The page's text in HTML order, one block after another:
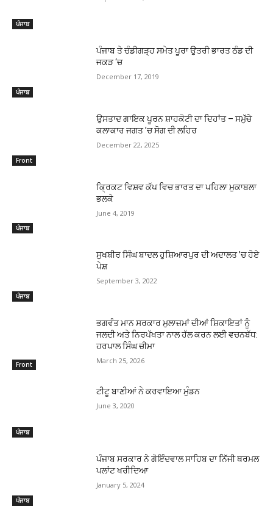
ਪੰਜਾਬ
ਪੰਜਾਬ
ਪੰਜਾਬ ਤੇ ਚੰਡੀਗੜ੍ਹ ਸਮੇਤ ਪੂਰਾ ਉਤਰੀ ਭਾਰਤ ਠੰਡ ਦੀ
ਜਕੜ ‘ਚ
December 17, 2019
Front
ਉਸਤਾਦ ਗਾਇਕ ਪੂਰਨ ਸ਼ਾਹਕੋਟੀ ਦਾ ਦਿਹਾਂਤ – ਸਮੁੱਚੇ
ਕਲਾਕਾਰ ਜਗਤ ’ਚ ਸੋਗ ਦੀ ਲਹਿਰ
December 22, 2025
ਪੰਜਾਬ
ਕ੍ਰਿਕਟ ਵਿਸ਼ਵ ਕੱਪ ਵਿਚ ਭਾਰਤ ਦਾ ਪਹਿਲਾ ਮੁਕਾਬਲਾ
ਭਲਕੇ
June 4, 2019
ਪੰਜਾਬ
ਸੁਖਬੀਰ ਸਿੰਘ ਬਾਦਲ ਹੁਸ਼ਿਆਰਪੁਰ ਦੀ ਅਦਾਲਤ ’ਚ ਹੋਏ
ਪੇਸ਼
September 3, 2022
Front
ਭਗਵੰਤ ਮਾਨ ਸਰਕਾਰ ਮੁਲਾਜ਼ਮਾਂ ਦੀਆਂ ਸ਼ਿਕਾਇਤਾਂ ਨੂੰ
ਜਲਦੀ ਅਤੇ ਨਿਰਪੱਖਤਾ ਨਾਲ ਹੱਲ ਕਰਨ ਲਈ ਵਚਨਬੱਧ:
ਹਰਪਾਲ ਸਿੰਘ ਚੀਮਾ
March 25, 2026
ਪੰਜਾਬ
ਟੀਟੂ ਬਾਣੀਆਂ ਨੇ ਕਰਵਾਇਆ ਮੁੰਡਨ
June 3, 2020
ਪੰਜਾਬ
ਪੰਜਾਬ ਸਰਕਾਰ ਨੇ ਗੋਇੰਦਵਾਲ ਸਾਹਿਬ ਦਾ ਨਿੱਜੀ ਥਰਮਲ
ਪਲਾਂਟ ਖਰੀਦਿਆ
January 5, 2024